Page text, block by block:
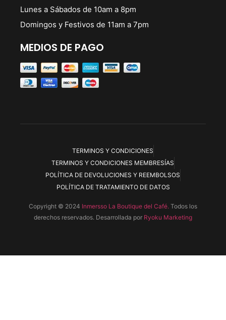
Lunes a Sábados de 10am a 8pm
Domingos y Festivos de 11am a 7pm
MEDIOS DE PAGO
TERMINOS Y CONDICIONES
TERMINOS Y CONDICIONES MEMBRESÍAS
POLÍTICA DE DEVOLUCIONES Y REEMBOLSOS
POLÍTICA DE TRATAMIENTO DE DATOS
Copyright © 2024 Inmersso La Boutique del Café. Todos los
derechos reservados. Desarrollada por Ryoku Marketing